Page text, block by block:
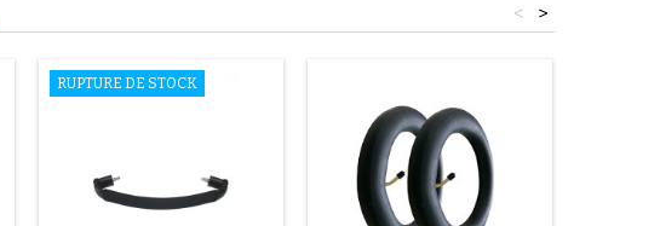
>
<
RUPTURE DE STOCK